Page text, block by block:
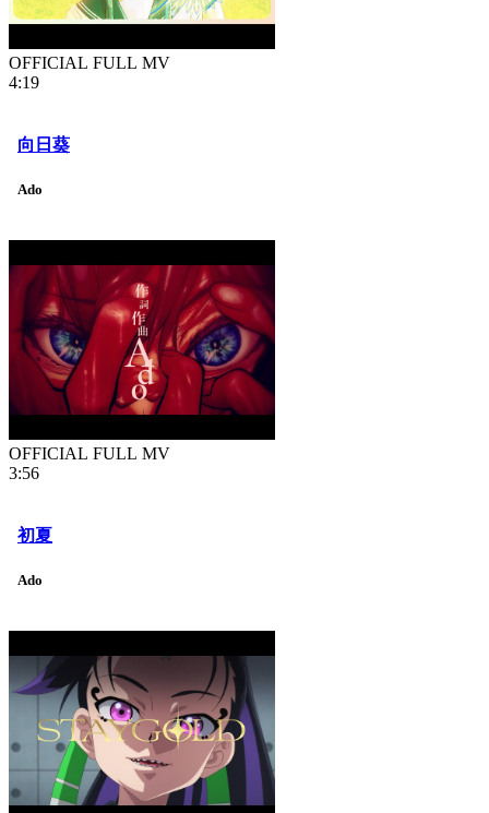
OFFICIAL FULL MV
4:19
向日葵
Ado
OFFICIAL FULL MV
3:56
初夏
Ado